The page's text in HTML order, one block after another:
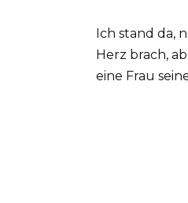
Ich stand da,
Herz brach,
eine Frau